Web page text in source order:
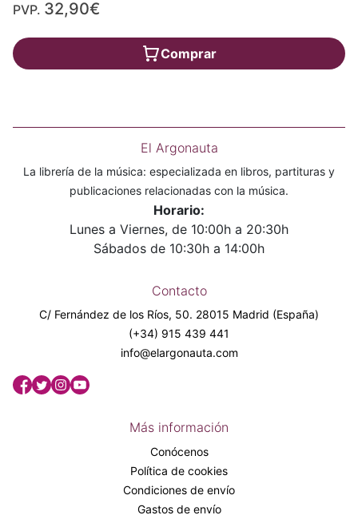
PVP. 32,90€
Comprar
El Argonauta
La librería de la música: especializada en libros, partituras y
publicaciones relacionadas con la música.
Horario:
Lunes a Viernes, de 10:00h a 20:30h
Sábados de 10:30h a 14:00h
Contacto
C/ Fernández de los Ríos, 50. 28015 Madrid (España)
(+34) 915 439 441
info@elargonauta.com
Más información
Conócenos
Política de cookies
Condiciones de envío
Gastos de envío